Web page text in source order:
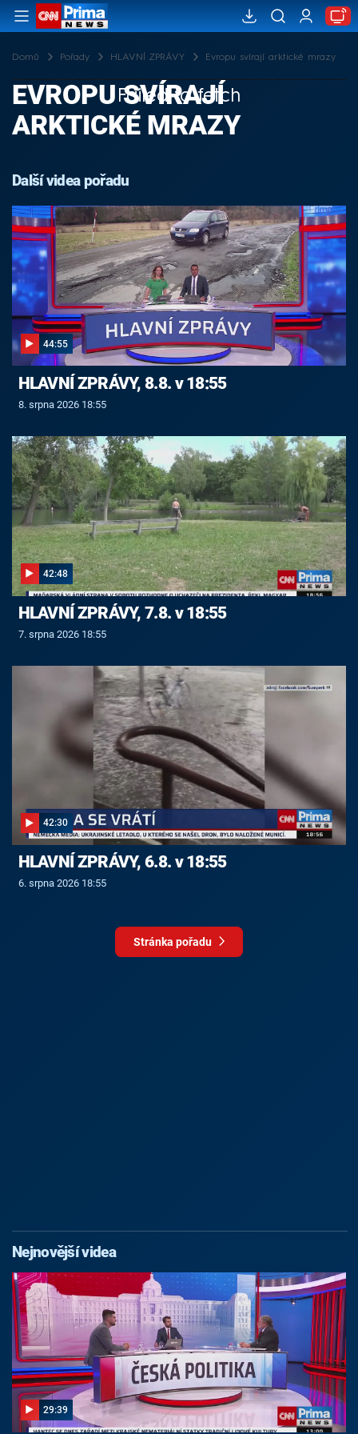
Domů Pořady HLAVNÍ ZPRÁVY Evropu svírají arktické mrazy
Failed to fetch
EVROPU SVÍRAJÍ
ARKTICKÉ MRAZY
Další videa pořadu
44:55
HLAVNÍ ZPRÁVY, 8.8. v 18:55
8. srpna 2026 18:55
42:48
HLAVNÍ ZPRÁVY, 7.8. v 18:55
7. srpna 2026 18:55
42:30
HLAVNÍ ZPRÁVY, 6.8. v 18:55
6. srpna 2026 18:55
Stránka pořadu
Nejnovější videa
29:39